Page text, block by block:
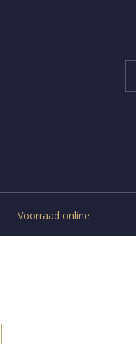
Voorraad online